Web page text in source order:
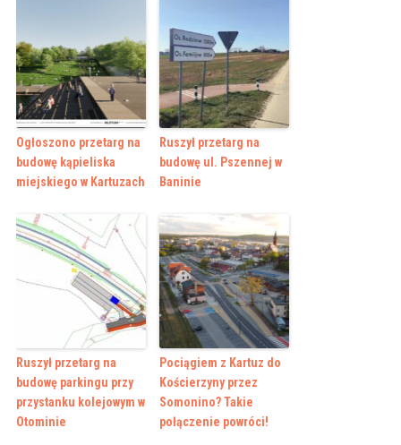
Ogłoszono przetarg na
budowę kąpieliska
miejskiego w Kartuzach
Ruszył przetarg na
budowę ul. Pszennej w
Baninie
Ruszył przetarg na
budowę parkingu przy
przystanku kolejowym w
Otominie
Pociągiem z Kartuz do
Kościerzyny przez
Somonino? Takie
połączenie powróci!